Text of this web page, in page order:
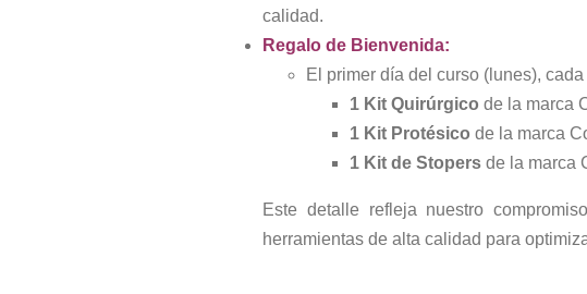
calidad.
Regalo de Bienvenida:
El primer día del curso (lunes),
1 Kit Quirúrgico de la marca
1 Kit Protésico de la marca
1 Kit de Stopers de la marca
Este detalle refleja nuestro
herramientas de alta calidad para